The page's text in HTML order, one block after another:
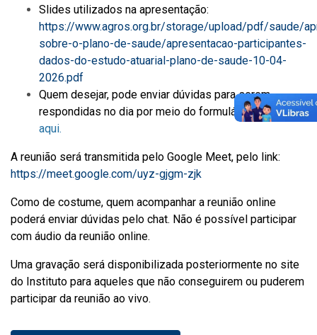
Slides utilizados na apresentação:
https://www.agros.org.br/storage/upload/pdf/saude/
sobre-o-plano-de-saude/apresentacao-participantes-
dados-do-estudo-atuarial-plano-de-saude-10-04-
2026.pdf
Quem desejar, pode enviar dúvidas para serem
respondidas no dia por meio do formulário disponível
aqui.
A reunião será transmitida pelo Google Meet, pelo link:
https://meet.google.com/uyz-gjgm-zjk
Como de costume, quem acompanhar a reunião online
poderá enviar dúvidas pelo chat. Não é possível participar
com áudio da reunião online.
Uma gravação será disponibilizada posteriormente no site
do Instituto para aqueles que não conseguirem ou puderem
participar da reunião ao vivo.